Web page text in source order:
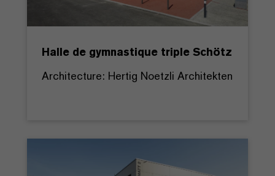
Halle de gymnastique triple Schötz
Architecture: Hertig Noetzli Architekten